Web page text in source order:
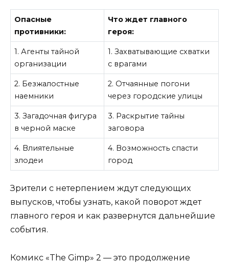
Опасные
противники:
Что ждет главного
героя:
1. Агенты тайной
организации
1. Захватывающие схватки
с врагами
2. Безжалостные
наемники
2. Отчаянные погони
через городские улицы
3. Загадочная фигура
в черной маске
3. Раскрытие тайны
заговора
4. Влиятельные
злодеи
4. Возможность спасти
город
Зрители с нетерпением ждут следующих
выпусков, чтобы узнать, какой поворот ждет
главного героя и как развернутся дальнейшие
события.
Комикс «The Gimp» 2 — это продолжение